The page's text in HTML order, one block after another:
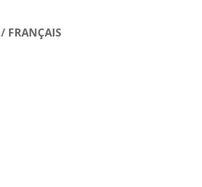
/ FRANÇAIS